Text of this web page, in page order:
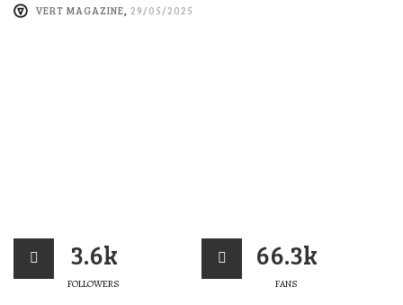
VERT MAGAZINE, 29/05/2025
3.6k
FOLLOWERS
66.3k
FANS